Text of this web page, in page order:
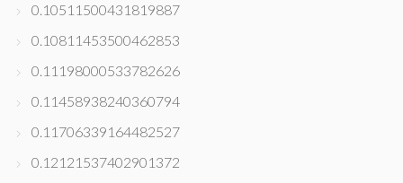
0.10511500431819887
0.10811453500462853
0.11198000533782626
0.11458938240360794
0.11706339164482527
0.12121537402901372